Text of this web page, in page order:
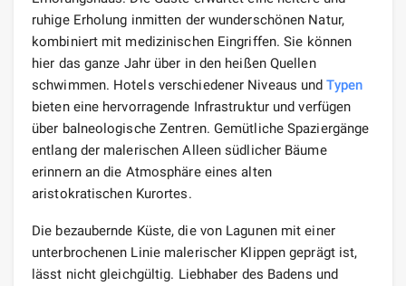
ruhige Erholung inmitten der wunderschönen Natur,
kombiniert mit medizinischen Eingriffen. Sie können
hier das ganze Jahr über in den heißen Quellen
schwimmen. Hotels verschiedener Niveaus undTypen
bieten eine hervorragende Infrastruktur und verfügen
über balneologische Zentren. Gemütliche Spaziergänge
entlang der malerischen Alleen südlicher Bäume
erinnern an die Atmosphäre eines alten
aristokratischen Kurortes.
Die bezaubernde Küste, die von Lagunen mit einer
unterbrochenen Linie malerischer Klippen geprägt ist,
lässt nicht gleichgültig. Liebhaber des Badens und